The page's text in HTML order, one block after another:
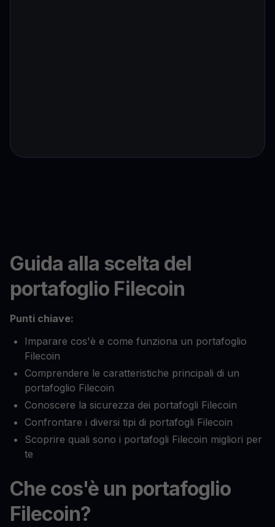
Guida alla scelta del
portafoglio Filecoin
Punti chiave:
Imparare cos'è e come funziona un portafoglio
Filecoin
Comprendere le caratteristiche principali di un
portafoglio Filecoin
Conoscere la sicurezza dei portafogli Filecoin
Confrontare i diversi tipi di portafogli Filecoin
Scoprire quali sono i portafogli Filecoin migliori per
te
Che cos'è un portafoglio
Filecoin?